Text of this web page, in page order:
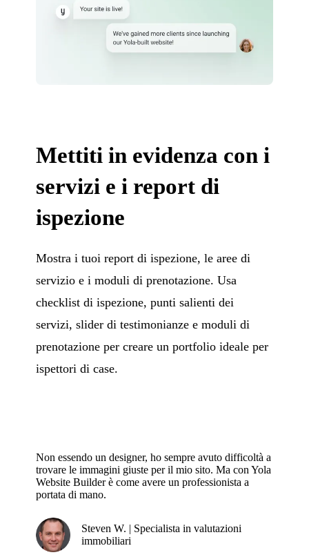
Mettiti in evidenza con i
servizi e i report di
ispezione
Mostra i tuoi report di ispezione, le aree di
servizio e i moduli di prenotazione. Usa
checklist di ispezione, punti salienti dei
servizi, slider di testimonianze e moduli di
prenotazione per creare un portfolio ideale per
ispettori di case.
Non essendo un designer, ho sempre avuto difficoltà a
trovare le immagini giuste per il mio sito. Ma con Yola
Website Builder è come avere un professionista a
portata di mano.
Steven W. | Specialista in valutazioni
immobiliari